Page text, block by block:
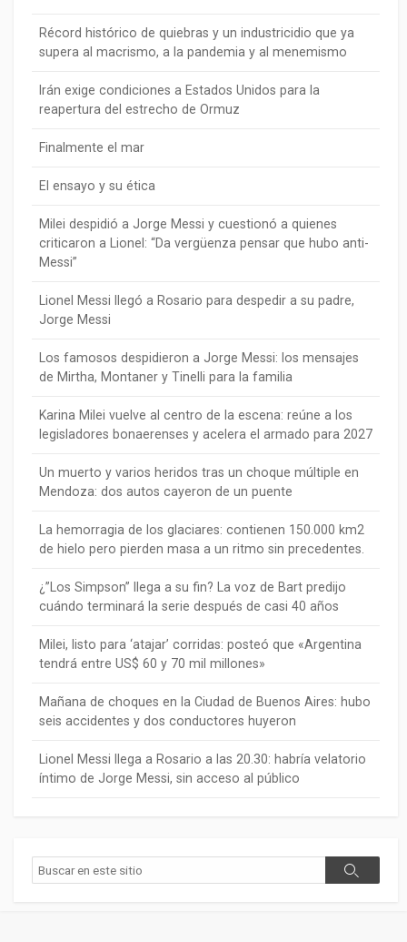
Récord histórico de quiebras y un industricidio que ya
supera al macrismo, a la pandemia y al menemismo
Irán exige condiciones a Estados Unidos para la
reapertura del estrecho de Ormuz
Finalmente el mar
El ensayo y su ética
Milei despidió a Jorge Messi y cuestionó a quienes
criticaron a Lionel: “Da vergüenza pensar que hubo anti-
Messi”
Lionel Messi llegó a Rosario para despedir a su padre,
Jorge Messi
Los famosos despidieron a Jorge Messi: los mensajes
de Mirtha, Montaner y Tinelli para la familia
Karina Milei vuelve al centro de la escena: reúne a los
legisladores bonaerenses y acelera el armado para 2027
Un muerto y varios heridos tras un choque múltiple en
Mendoza: dos autos cayeron de un puente
La hemorragia de los glaciares: contienen 150.000 km2
de hielo pero pierden masa a un ritmo sin precedentes.
¿”Los Simpson” llega a su fin? La voz de Bart predijo
cuándo terminará la serie después de casi 40 años
Milei, listo para ‘atajar’ corridas: posteó que «Argentina
tendrá entre US$ 60 y 70 mil millones»
Mañana de choques en la Ciudad de Buenos Aires: hubo
seis accidentes y dos conductores huyeron
Lionel Messi llega a Rosario a las 20.30: habría velatorio
íntimo de Jorge Messi, sin acceso al público
Buscar
Buscar